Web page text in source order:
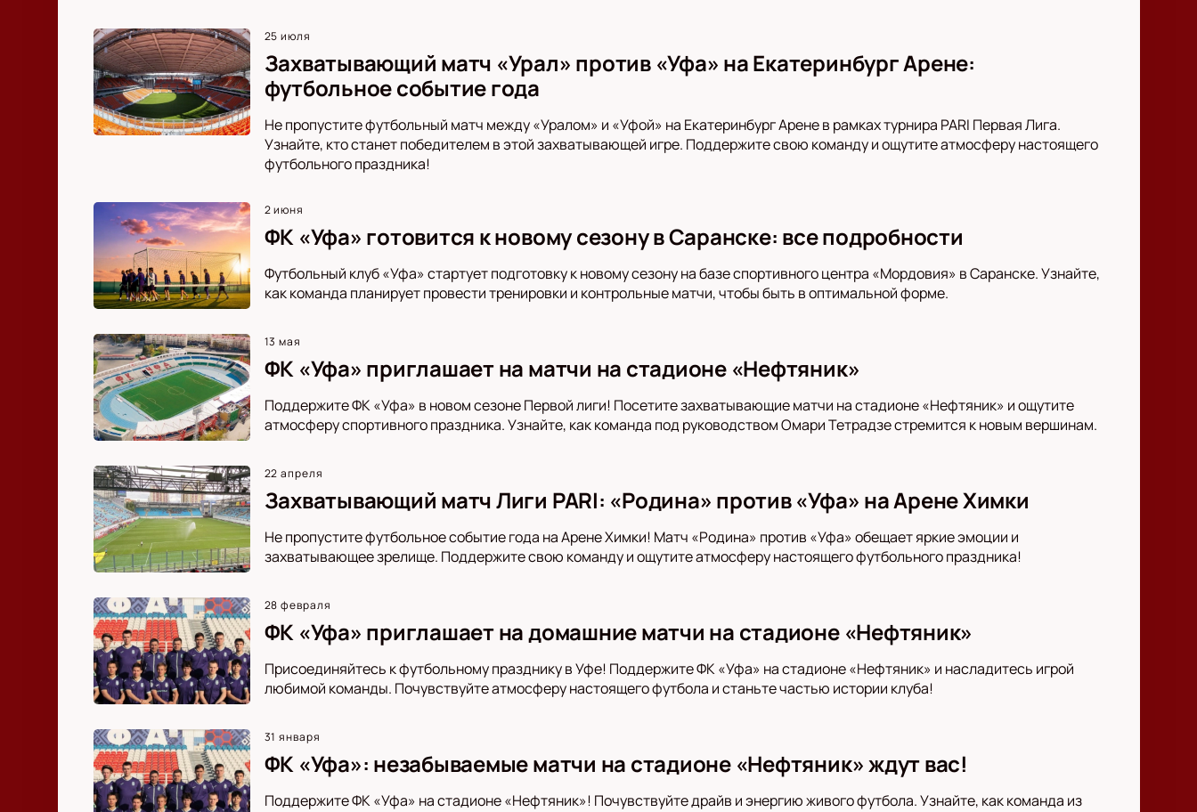
25 июля
Захватывающий матч «Урал» против «Уфа» на Екатеринбург Арене:
футбольное событие года
Не пропустите футбольный матч между «Уралом» и «Уфой» на Екатеринбург Арене в рамках турнира PARI Первая Лига.
Узнайте, кто станет победителем в этой захватывающей игре. Поддержите свою команду и ощутите атмосферу настоящего
футбольного праздника!
2 июня
ФК «Уфа» готовится к новому сезону в Саранске: все подробности
Футбольный клуб «Уфа» стартует подготовку к новому сезону на базе спортивного центра «Мордовия» в Саранске. Узнайте,
как команда планирует провести тренировки и контрольные матчи, чтобы быть в оптимальной форме.
13 мая
ФК «Уфа» приглашает на матчи на стадионе «Нефтяник»
Поддержите ФК «Уфа» в новом сезоне Первой лиги! Посетите захватывающие матчи на стадионе «Нефтяник» и ощутите
атмосферу спортивного праздника. Узнайте, как команда под руководством Омари Тетрадзе стремится к новым вершинам.
22 апреля
Захватывающий матч Лиги PARI: «Родина» против «Уфа» на Арене Химки
Не пропустите футбольное событие года на Арене Химки! Матч «Родина» против «Уфа» обещает яркие эмоции и
захватывающее зрелище. Поддержите свою команду и ощутите атмосферу настоящего футбольного праздника!
28 февраля
ФК «Уфа» приглашает на домашние матчи на стадионе «Нефтяник»
Присоединяйтесь к футбольному празднику в Уфе! Поддержите ФК «Уфа» на стадионе «Нефтяник» и насладитесь игрой
любимой команды. Почувствуйте атмосферу настоящего футбола и станьте частью истории клуба!
31 января
ФК «Уфа»: незабываемые матчи на стадионе «Нефтяник» ждут вас!
Поддержите ФК «Уфа» на стадионе «Нефтяник»! Почувствуйте драйв и энергию живого футбола. Узнайте, как команда из